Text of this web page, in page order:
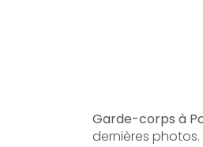
Garde-corps à
dernières photos.